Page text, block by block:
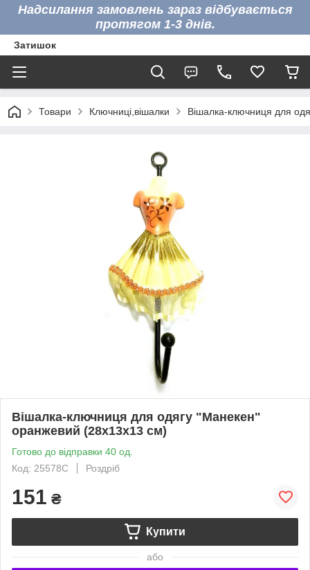
Надсилання замовлень зараз відбувається
протягом 1-3 днів.
Затишок
Товари Ключниці,вішалки Вішалка-ключниця для
Вішалка-ключниця для одягу "Манекен"
оранжевий (28х13х13 см)
Готово до відправки 40 од.
Код: 25578C
Роздріб
151 ₴
Купити
або